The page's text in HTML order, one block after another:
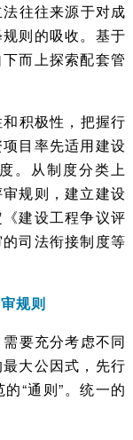
往往来源于对成
则的吸收。基于
而上探索配套管
积极性，把握行
目率先适用建设
。从制度分类上
规则，建立建设
建设工程争议评
司法衔接制度等
规则
要充分考虑不同
大公因式，先行
“通则”。统一的